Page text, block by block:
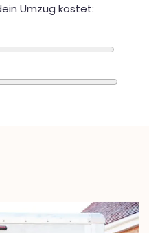
Umzug kostet: